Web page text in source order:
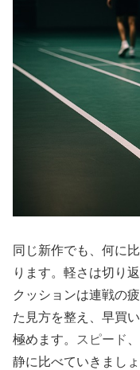
同じ新作でも、何に
ります。軽さは切り
クッションは連戦の
た見方を整え、早買
極めます。
スピード
静に比べていきましょ